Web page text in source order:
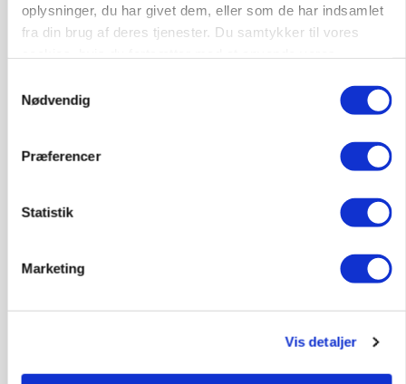
oplysninger, du har givet dem, eller som de har indsamlet
fra din brug af deres tjenester. Du samtykker til vores
Nødvendig
Præferencer
Statistik
Marketing
Vis detaljer
Annonce
Før såmaskinen kører: Her er efterårets største